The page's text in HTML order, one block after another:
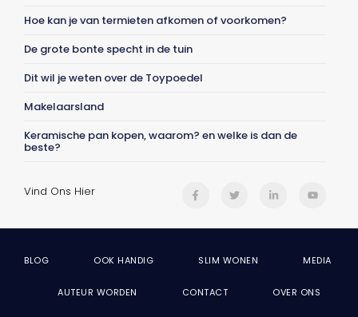
Hoe kan je van termieten afkomen of voorkomen?
De grote bonte specht in de tuin
Dit wil je weten over de Toypoedel
Makelaarsland
Keramische pan kopen, waarom? en welke is dan de
beste?
Vind Ons Hier
BLOG OOK HANDIG SLIM WONEN MEDIA
AUTEUR WORDEN CONTACT OVER ONS